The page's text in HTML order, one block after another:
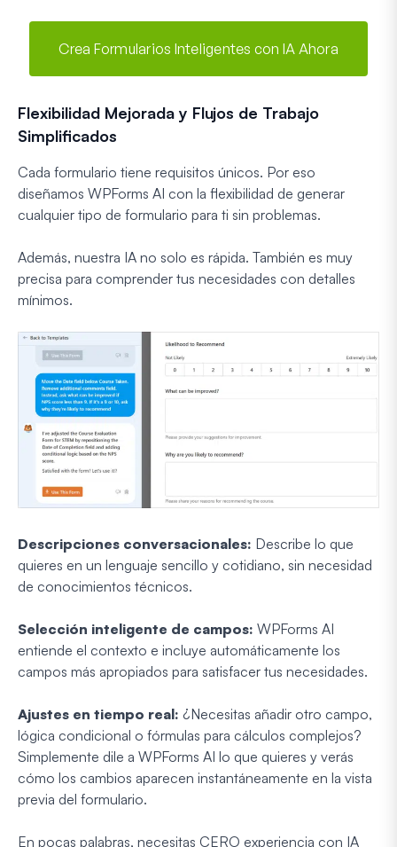
Crea Formularios Inteligentes con IA Ahora
Flexibilidad Mejorada y Flujos de Trabajo
Simplificados
Cada formulario tiene requisitos únicos. Por eso
diseñamos WPForms AI con la flexibilidad de generar
cualquier tipo de formulario para ti sin problemas.
Además, nuestra IA no solo es rápida. También es muy
precisa para comprender tus necesidades con detalles
mínimos.
Descripciones conversacionales: Describe lo que
quieres en un lenguaje sencillo y cotidiano, sin necesidad
de conocimientos técnicos.
Selección inteligente de campos: WPForms AI
entiende el contexto e incluye automáticamente los
campos más apropiados para satisfacer tus necesidades.
Ajustes en tiempo real: ¿Necesitas añadir otro campo,
lógica condicional o fórmulas para cálculos complejos?
Simplemente dile a WPForms AI lo que quieres y verás
cómo los cambios aparecen instantáneamente en la vista
previa del formulario.
En pocas palabras, necesitas CERO experiencia con IA